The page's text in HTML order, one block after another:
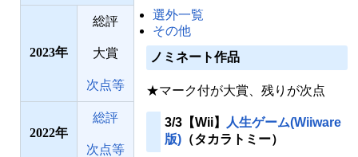
2023
総評
大賞
次点等
2022
総評
次点等
選外一覧
その他
ノミネート作品
★マーク付が大賞、残りが次点
3/3【Wii】
人生ゲーム(Wiiware
版)（タカラトミー）